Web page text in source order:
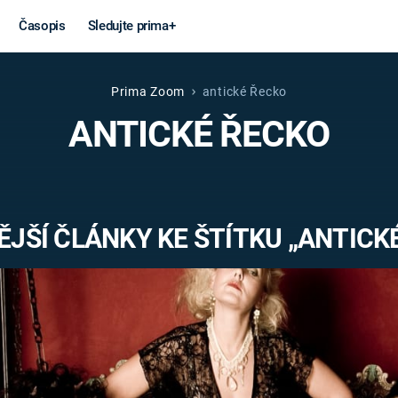
Časopis Sledujte prima+
Věda a
technika
MARS
Války
VÁLEČNÉ
Záhady a
Prima Zoom antické Řecko
ANTICKÉ ŘECKO
ČLÁNKY KE ŠTÍTKU